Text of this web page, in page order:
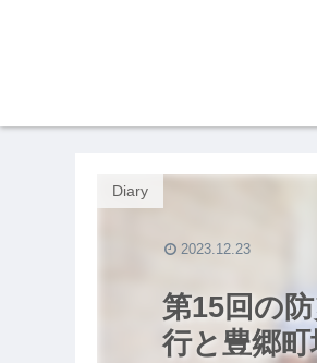
第15回の
行と豊郷
Diary
2023.12.23